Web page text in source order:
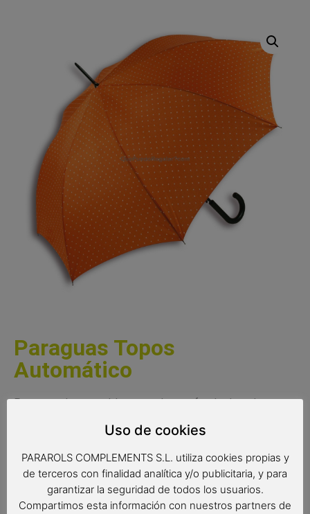
Paraguas Topos
Automático
Paraguas de topos blancos sobre un fondo de color
apertura automática y ligero, de peso reducido y de tejido
extra resistente al agua.
Radio de tela: 61 cm.
Diámetro de tela: 102 cm.
Uso de cookies
PARAROLS COMPLEMENTS S.L. utiliza cookies propias y
de terceros con finalidad analítica y/o publicitaria, y para
garantizar la seguridad de todos los usuarios.
Compartimos esta información con nuestros partners de